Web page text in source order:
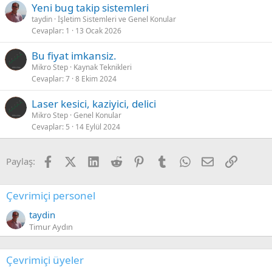
Yeni bug takip sistemleri
taydin İşletim Sistemleri ve Genel Konular
Cevaplar 1 13 Ocak 2026
Bu fiyat imkansiz.
Mikro Step Kaynak Teknikleri
Cevaplar 7 8 Ekim 2024
Laser kesici, kaziyici, delici
Mikro Step Genel Konular
Cevaplar 5 14 Eylül 2024
Paylaş: FacebookX (Twitter)
LinkedIn
Reddit PinterestTumblrWhatsApp
E-postaLink
Çevrimiçi personel
taydin
Timur Aydın
Çevrimiçi üyeler